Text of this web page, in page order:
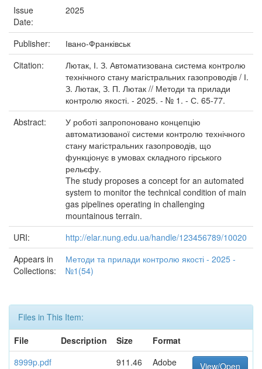
Issue
Date:
2025
Publisher:
Івано-Франківськ
Citation:
Лютак, І. З. Автоматизована система контролю
технічного стану магістральних газопроводів / І.
З. Лютак, З. П. Лютак // Методи та прилади
контролю якості. - 2025. - № 1. - С. 65-77.
Abstract:
У роботі запропоновано концепцію
автоматизованої системи контролю технічного
стану магістральних газопроводів, що
функціонує в умовах складного гірського
рельєфу.
The study proposes a concept for an automated
system to monitor the technical condition of main
gas pipelines operating in challenging
mountainous terrain.
URI:
http://elar.nung.edu.ua/handle/123456789/10020
Appears in
Collections:
Методи та прилади контролю якості - 2025 -
№1(54)
Files in This Item:
File
Description Size
Format
8999p.pdf
911.46
Adobe
View/Open